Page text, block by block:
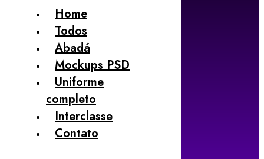
Home
Todos
Abadá
Mockups PSD
Uniforme
completo
Interclasse
Contato